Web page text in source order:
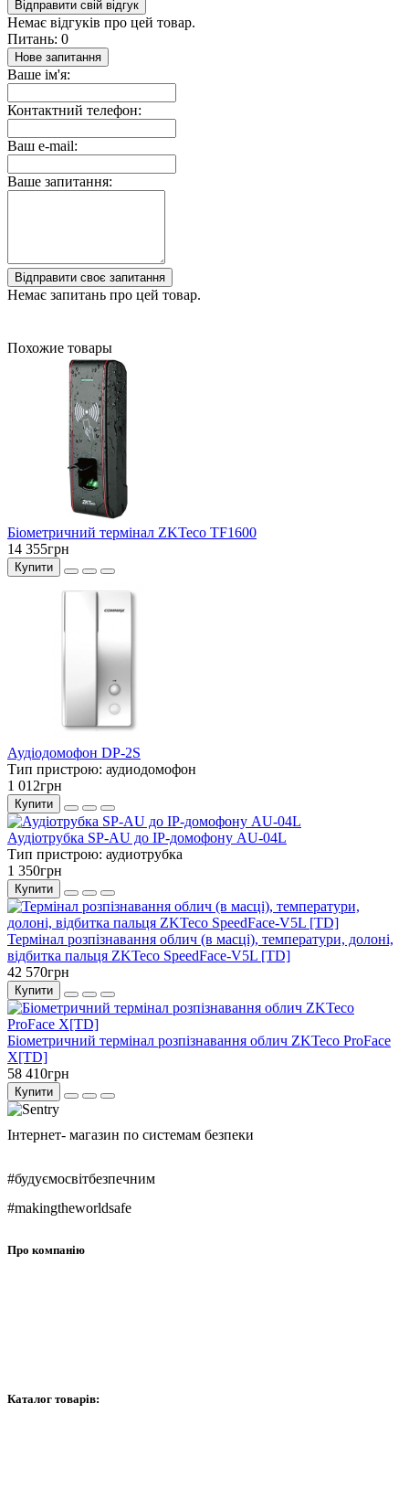
Відправити свій відгук
Немає відгуків про цей товар.
Питань: 0
Нове запитання
Ваше ім'я:
Контактний телефон:
Ваш e-mail:
Ваше запитання:
Відправити своє запитання
Немає запитань про цей товар.
Похожие товары
Біометричний термінал ZKTeco TF1600
14 355грн
Купити
Аудіодомофон DP-2S
Тип пристрою: аудиодомофон
1 012грн
Купити
Аудіотрубка SP-AU до IP-домофону AU-04L
Тип пристрою: аудиотрубка
1 350грн
Купити
Термінал розпізнавання облич (в масці), температури, долоні,
відбитка пальця ZKTeco SpeedFace-V5L [TD]
42 570грн
Купити
Біометричний термінал розпізнавання облич ZKTeco ProFace
X[TD]
58 410грн
Купити
Інтернет- магазин по системам безпеки
#будуємосвітбезпечним
#makingtheworldsafe
Про компанію
Каталог товарів: